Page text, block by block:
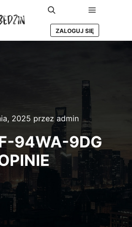
Szukaj Główne
ZALOGUJ SIĘ
2025 przez admin
94WA-9DG